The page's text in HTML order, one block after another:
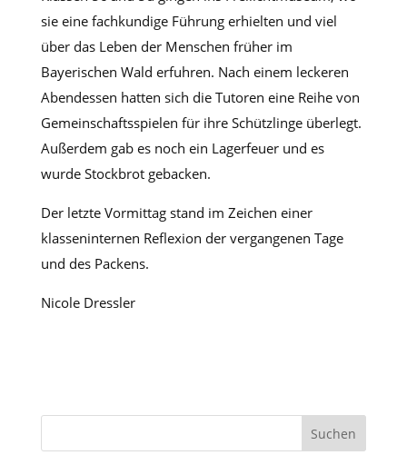
sie eine fachkundige Führung erhielten und viel
über das Leben der Menschen früher im
Bayerischen Wald erfuhren. Nach einem leckeren
Abendessen hatten sich die Tutoren eine Reihe von
Gemeinschaftsspielen für ihre Schützlinge überlegt.
Außerdem gab es noch ein Lagerfeuer und es
wurde Stockbrot gebacken.
Der letzte Vormittag stand im Zeichen einer
klasseninternen Reflexion der vergangenen Tage
und des Packens.
Nicole Dressler